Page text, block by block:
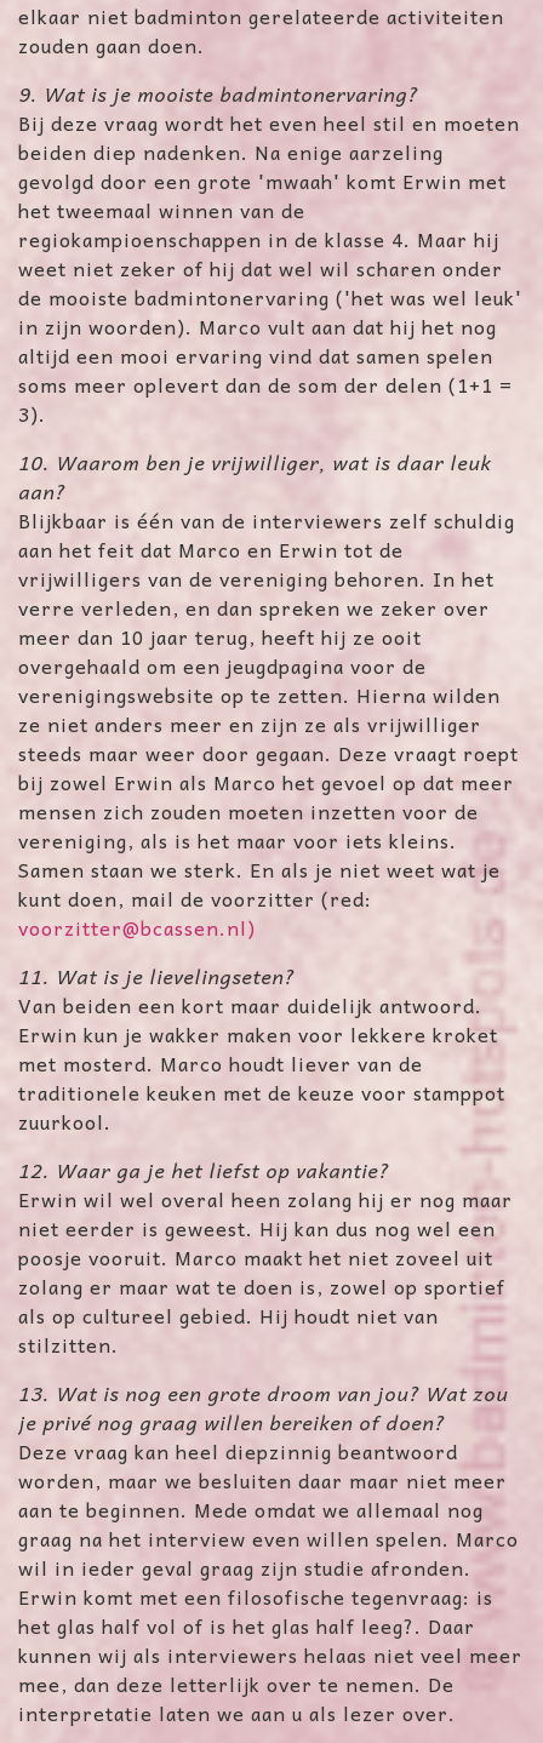
elkaar niet badminton gerelateerde activiteiten
zouden gaan doen.
9. Wat is je mooiste badmintonervaring?
Bij deze vraag wordt het even heel stil en moeten
beiden diep nadenken. Na enige aarzeling
gevolgd door een grote 'mwaah' komt Erwin met
het tweemaal winnen van de
regiokampioenschappen in de klasse 4. Maar hij
weet niet zeker of hij dat wel wil scharen onder
de mooiste badmintonervaring ('het was wel leuk'
in zijn woorden). Marco vult aan dat hij het nog
altijd een mooi ervaring vind dat samen spelen
soms meer oplevert dan de som der delen (1+1 =
3).
10. Waarom ben je vrijwilliger, wat is daar leuk
aan?
Blijkbaar is één van de interviewers zelf schuldig
aan het feit dat Marco en Erwin tot de
vrijwilligers van de vereniging behoren. In het
verre verleden, en dan spreken we zeker over
meer dan 10 jaar terug, heeft hij ze ooit
overgehaald om een jeugdpagina voor de
verenigingswebsite op te zetten. Hierna wilden
ze niet anders meer en zijn ze als vrijwilliger
steeds maar weer door gegaan. Deze vraagt roept
bij zowel Erwin als Marco het gevoel op dat meer
mensen zich zouden moeten inzetten voor de
vereniging, als is het maar voor iets kleins.
Samen staan we sterk. En als je niet weet wat je
kunt doen, mail de voorzitter (red:
voorzitter@bcassen.nl)
11. Wat is je lievelingseten?
Van beiden een kort maar duidelijk antwoord.
Erwin kun je wakker maken voor lekkere kroket
met mosterd. Marco houdt liever van de
traditionele keuken met de keuze voor stamppot
zuurkool.
12. Waar ga je het liefst op vakantie?
Erwin wil wel overal heen zolang hij er nog maar
niet eerder is geweest. Hij kan dus nog wel een
poosje vooruit. Marco maakt het niet zoveel uit
zolang er maar wat te doen is, zowel op sportief
als op cultureel gebied. Hij houdt niet van
stilzitten.
13. Wat is nog een grote droom van jou? Wat zou
je privé nog graag willen bereiken of doen?
Deze vraag kan heel diepzinnig beantwoord
worden, maar we besluiten daar maar niet meer
aan te beginnen. Mede omdat we allemaal nog
graag na het interview even willen spelen. Marco
wil in ieder geval graag zijn studie afronden.
Erwin komt met een filosofische tegenvraag: is
het glas half vol of is het glas half leeg?. Daar
kunnen wij als interviewers helaas niet veel meer
mee, dan deze letterlijk over te nemen. De
interpretatie laten we aan u als lezer over.